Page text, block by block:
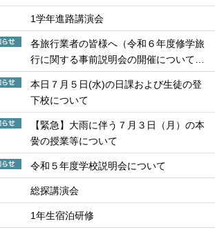
1学年進路講演会
各旅行業者の皆様へ（令和６年度修学旅
行に関する事前説明会の開催について…
本日７月５日(水)の日課および生徒の登
下校について
【緊急】大雨に伴う７月３日（月）の本
黌の授業等について
令和５年度学校説明会について
総探講演会
1年生宿泊研修